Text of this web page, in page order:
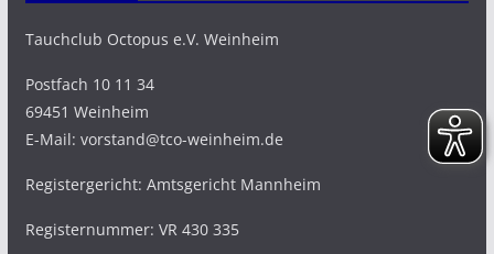
Tauchclub Octopus e.V. Weinheim
Postfach 10 11 34
69451 Weinheim
E-Mail: vorstand@tco-weinheim.de
Registergericht: Amtsgericht Mannheim
Registernummer: VR 430 335